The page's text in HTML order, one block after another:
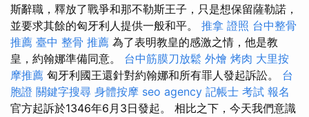
斯辭職，釋放了戰爭和那不勒斯王子，只是想保留薩勒諾，
並要求其餘的匈牙利人提供一般和平。 推拿 證照 台中整骨
推薦 臺中 整骨 推薦 為了表明教皇的感激之情，他是教
皇，約翰娜準備同意。 台中筋膜刀放鬆 外燴 烤肉 大里按
摩推薦 匈牙利國王還針對約翰娜和所有罪人發起訴訟。 台
胞證 關鍵字搜尋 身體按摩 seo agency 記帳士 考試 報名
官方起訴於1346年6月3日發起。 相比之下，今天我們意識